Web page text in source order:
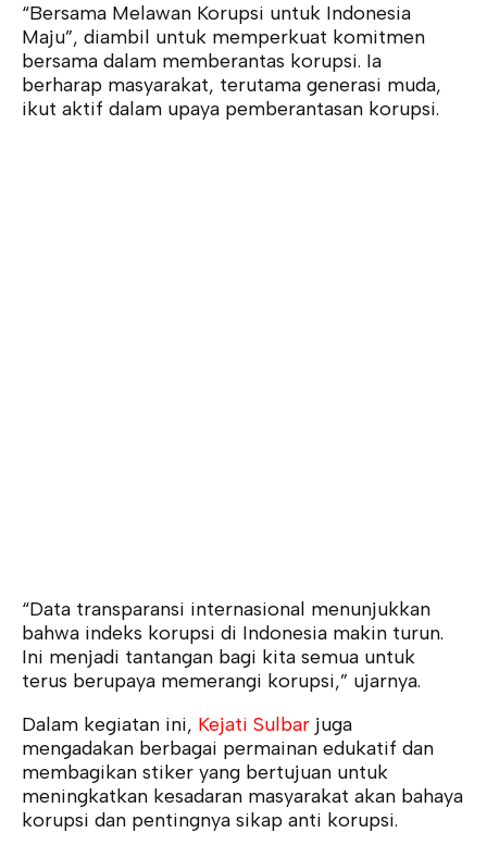
“Bersama Melawan Korupsi untuk Indonesia
Maju”, diambil untuk memperkuat komitmen
bersama dalam memberantas korupsi. Ia
berharap masyarakat, terutama generasi muda,
ikut aktif dalam upaya pemberantasan korupsi.
“Data transparansi internasional menunjukkan
bahwa indeks korupsi di Indonesia makin turun.
Ini menjadi tantangan bagi kita semua untuk
terus berupaya memerangi korupsi,” ujarnya.
Dalam kegiatan ini, Kejati Sulbar juga
mengadakan berbagai permainan edukatif dan
membagikan stiker yang bertujuan untuk
meningkatkan kesadaran masyarakat akan bahaya
korupsi dan pentingnya sikap anti korupsi.